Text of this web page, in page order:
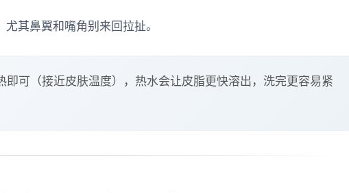
尤其鼻翼和嘴角别来回拉扯。
即可（接近皮肤温度），热水会让皮脂更快溶出，洗完更容易紧